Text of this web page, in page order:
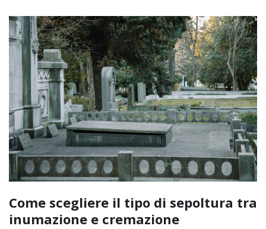
Come scegliere il tipo di sepoltura tra
inumazione e cremazione